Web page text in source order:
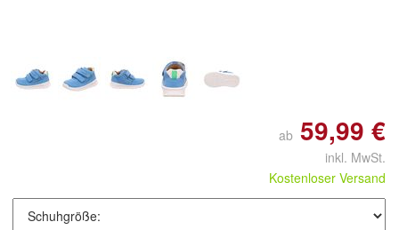
ab 59,99 €
inkl. MwSt.
Kostenloser Versand